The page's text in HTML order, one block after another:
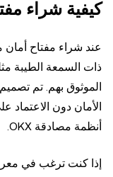
كيفية شراء
عند شراء مفتاح أمان
الموثوق بهم. تم
الأمان دون الاعتماد
أنظمة مصادقة OKX.
إذا كنت ترغب في